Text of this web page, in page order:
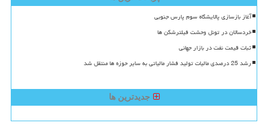
آغاز بازسازی پالایشگاه سوم پارس جنوبی
خردسالان در تونل وحشت فیلترشکن ها
ثبات قیمت نفت در بازار جهانی
رشد 25 درصدی مالیات تولید فشار مالیاتی به سایر حوزه ها منتقل شد
جدیدترین ها